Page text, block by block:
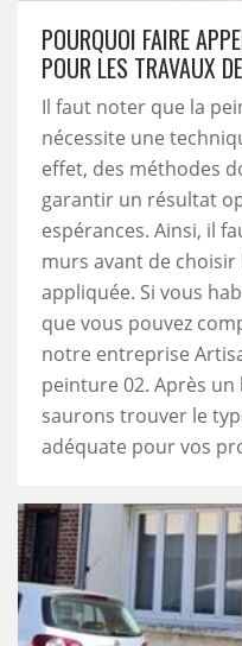
POURQUOI FAIRE
POUR LES TRAVAUX
Il faut noter que la
nécessite une
effet, des méthodes
garantir un résultat
espérances. Ainsi, il
murs avant de
appliquée. Si vous
que vous pouvez
notre entreprise
peinture 02. Après
saurons trouver le
adéquate pour vos